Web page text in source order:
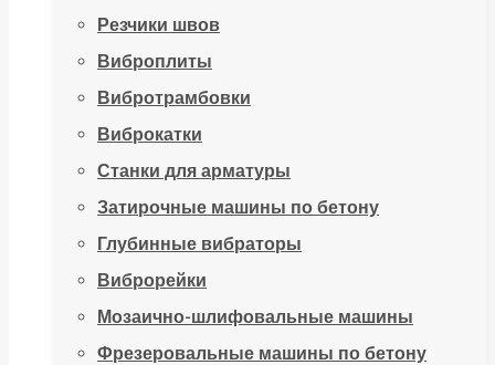
Резчики швов
Виброплиты
Вибротрамбовки
Виброкатки
Станки для арматуры
Затирочные машины по бетону
Глубинные вибраторы
Виброрейки
Мозаично-шлифовальные машины
Фрезеровальные машины по бетону